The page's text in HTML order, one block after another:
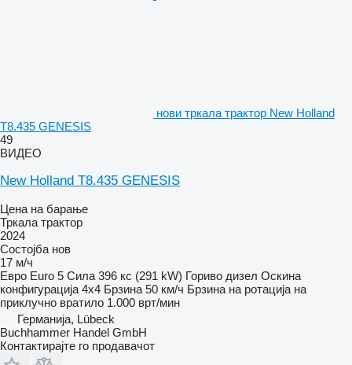
нови тркала трактор New Holland
T8.435 GENESIS
49
ВИДЕО
New Holland T8.435 GENESIS
Цена на барање
Тркала трактор
2024
Состојба нов
17 м/ч
Евро Euro 5 Сила 396 кс (291 kW) Гориво дизел Оскина
конфигурација 4x4 Брзина 50 км/ч Брзина на ротација на
приклучно вратило 1.000 врт/мин
Германија, Lübeck
Buchhammer Handel GmbH
Контактирајте го продавачот